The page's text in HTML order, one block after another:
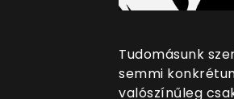
Tudomásunk
semmi
valószínűleg